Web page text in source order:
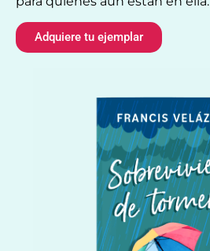
Adquiere tu ejemplar